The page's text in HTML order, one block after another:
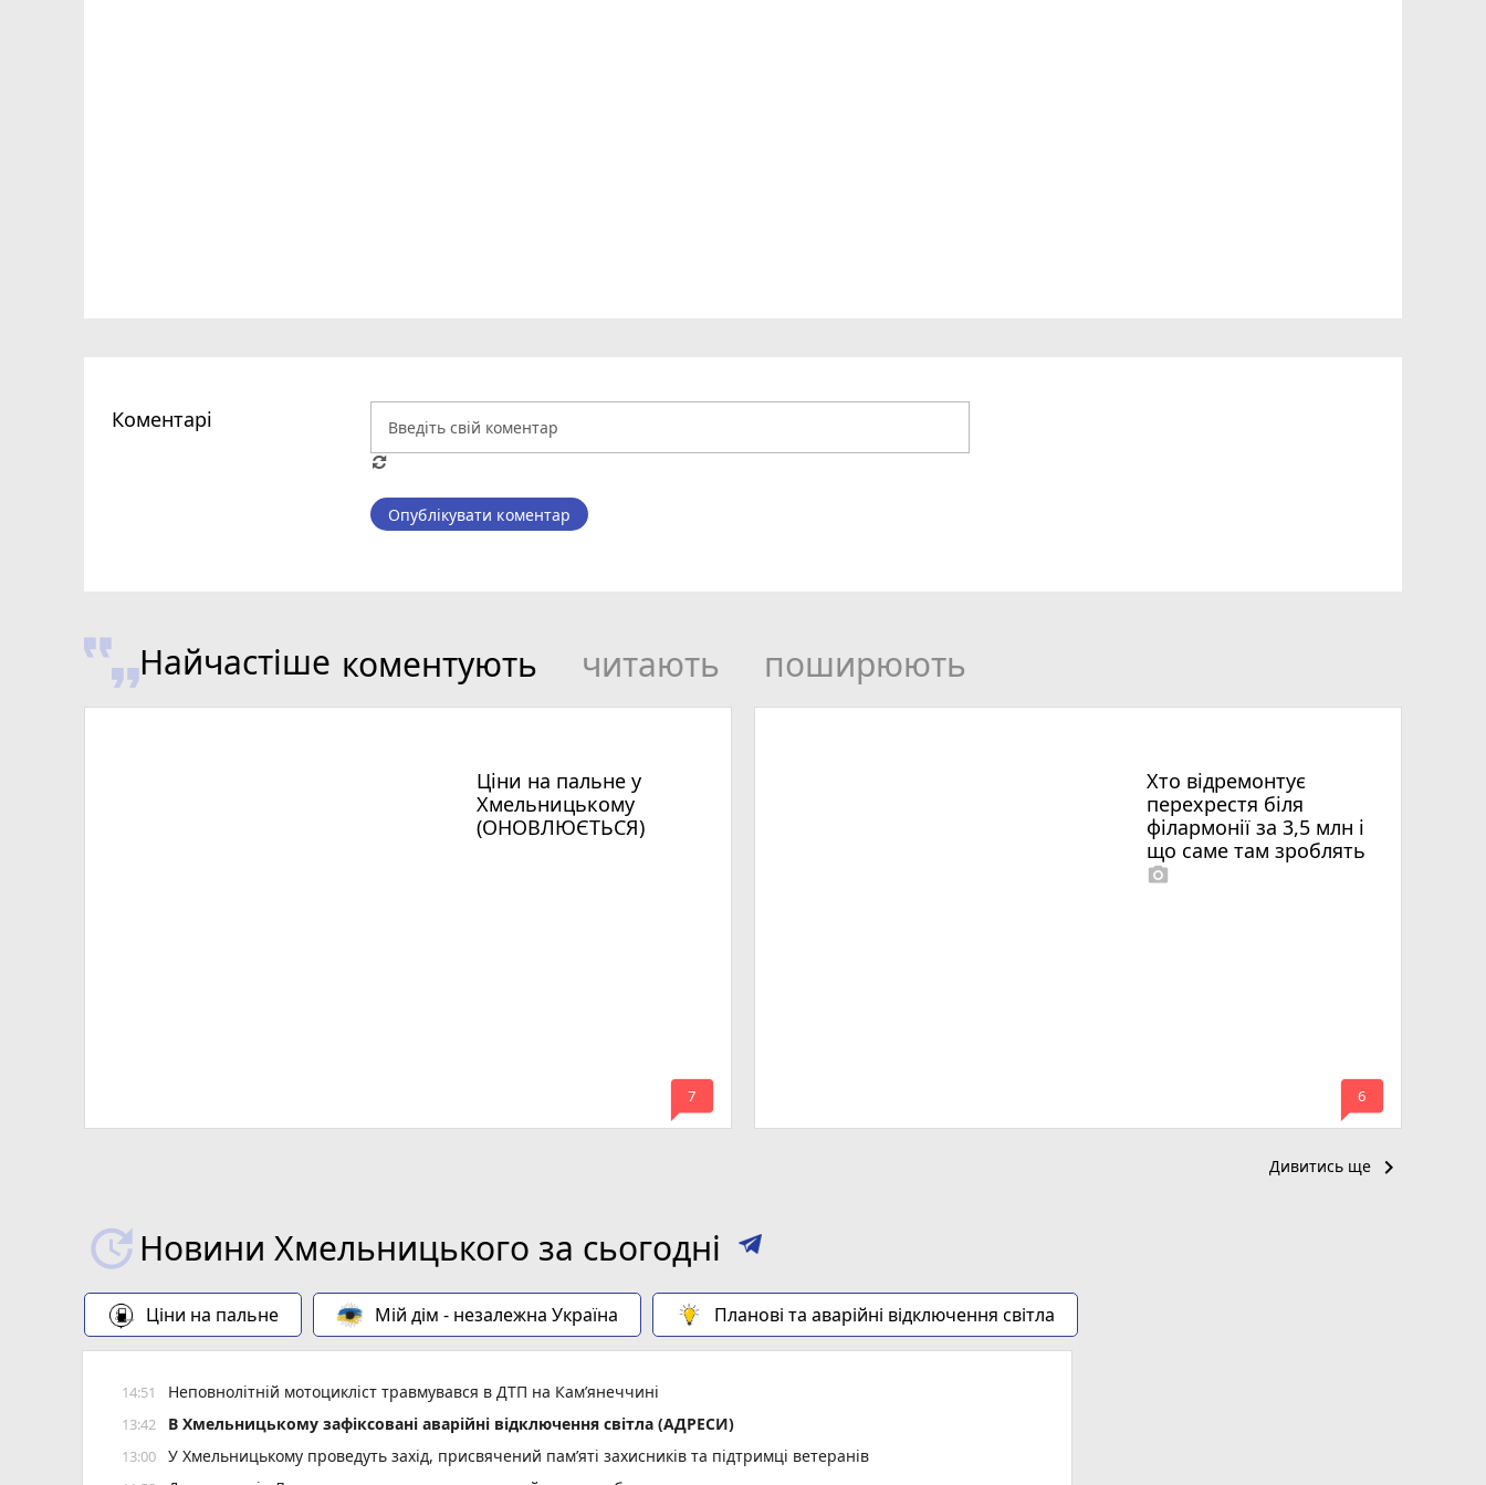
Коментарі
Опублікувати коментар
Найчастіше коментують читають поширюють
Ціни на пальне у
Хмельницькому
(ОНОВЛЮЄТЬСЯ)
mode_comment
7
Хто відремонтує
перехрестя біля
філармонії за 3,5 млн і
що саме там зроблять
photo_camera
mode_comment
6
Дивитись ще keyboard_arrow_right
Новини Хмельницького за сьогодні
Ціни на пальне Мій дім - незалежна Україна Планові та аварійні відключення світла
14:51 Неповнолітній мотоцикліст травмувався в ДТП на Кам’янеччині
13:42 В Хмельницькому зафіксовані аварійні відключення світла (АДРЕСИ)
13:00 У Хмельницькому проведуть захід, присвячений пам’яті захисників та підтримці ветеранів